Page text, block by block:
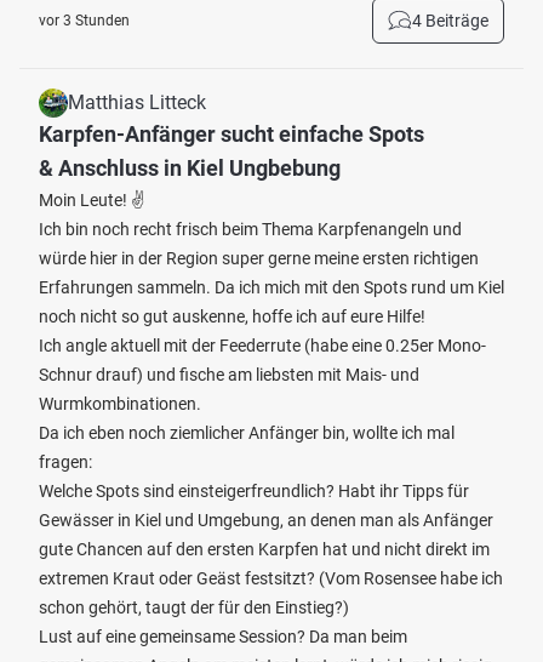
vor 3 Stunden 4 Beiträge
Matthias Litteck
Karpfen-Anfänger sucht einfache Spots
& Anschluss in Kiel Ungbebung
Moin Leute! ✌️
Ich bin noch recht frisch beim Thema Karpfenangeln und
würde hier in der Region super gerne meine ersten richtigen
Erfahrungen sammeln. Da ich mich mit den Spots rund um Kiel
noch nicht so gut auskenne, hoffe ich auf eure Hilfe!
Ich angle aktuell mit der Feederrute (habe eine 0.25er Mono-
Schnur drauf) und fische am liebsten mit Mais- und
Wurmkombinationen.
Da ich eben noch ziemlicher Anfänger bin, wollte ich mal
fragen:
Welche Spots sind einsteigerfreundlich? Habt ihr Tipps für
Gewässer in Kiel und Umgebung, an denen man als Anfänger
gute Chancen auf den ersten Karpfen hat und nicht direkt im
extremen Kraut oder Geäst festsitzt? (Vom Rosensee habe ich
schon gehört, taugt der für den Einstieg?)
Lust auf eine gemeinsame Session? Da man beim